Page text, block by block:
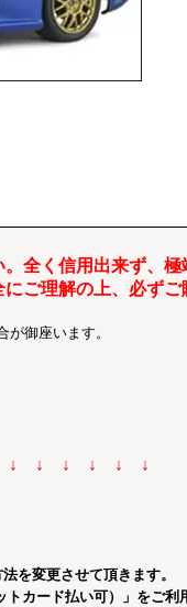
全く信用出来ず、極
ご理解の上、必ずご
御座います。
↓ ↓ ↓ ↓ ↓ ↓
を変更させて頂きます。
トカード払い可）」をご利